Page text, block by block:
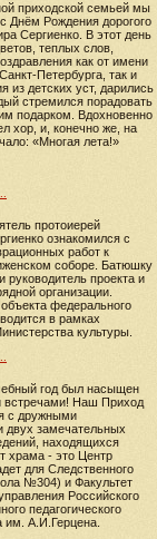
приходской семьей мы
Днём Рождения дорогого
Сергиенко. В этот день
теплых слов,
как от имени
Петербурга, так и
из детских уст, дарились
стремился порадовать
подарком. Вдохновенно
хор, и, конечно же, на
«Многая лета!»
протоиерей
ознакомился с
работ к
соборе. Батюшку
руководитель проекта и
организации.
федерального
в рамках
культуры.
год был насыщен
встречами! Наш Приход
с дружными
двух замечательных
находящихся
храма - это Центр
для Следственного
№304) и Факультет
Российского
педагогического
им. А.И.Герцена.